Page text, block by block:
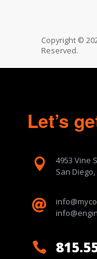
Copyright ©
Reserved.
Let’s

4953 Vine
San Diego,

